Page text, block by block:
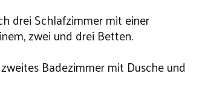
drei Schlafzimmer mit einer
zwei und drei Betten.
Badezimmer mit Dusche und